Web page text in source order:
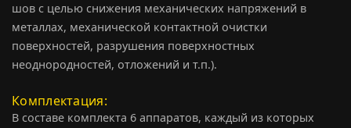
шов с целью снижения механических напряжений в
металлах, механической контактной очистки
поверхностей, разрушения поверхностных
неоднородностей, отложений и т.п.).
Комплектация
В составе комплекта 6 аппаратов, каждый из которых